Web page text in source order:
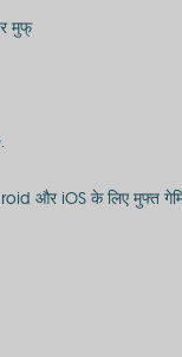
मुफ्
और iOS के लिए मुफ्त